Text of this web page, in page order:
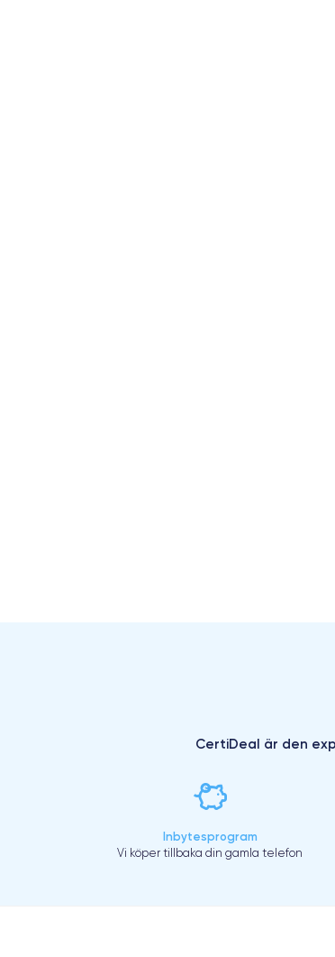
CertiDeal är den
Inbytesprogram
Vi köper tillbaka din gamla telefon